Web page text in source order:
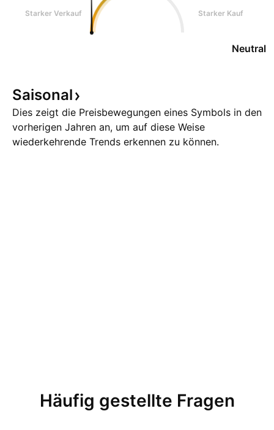
Starker Verkauf Starker Kauf
Neutral
Saisonal
Dies zeigt die Preisbewegungen eines Symbols in den
vorherigen Jahren an, um auf diese Weise
wiederkehrende Trends erkennen zu können.
Häufig gestellte Fragen